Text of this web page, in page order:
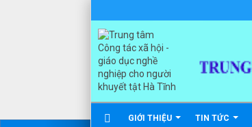
GIỚI THIỆU TIN TỨC